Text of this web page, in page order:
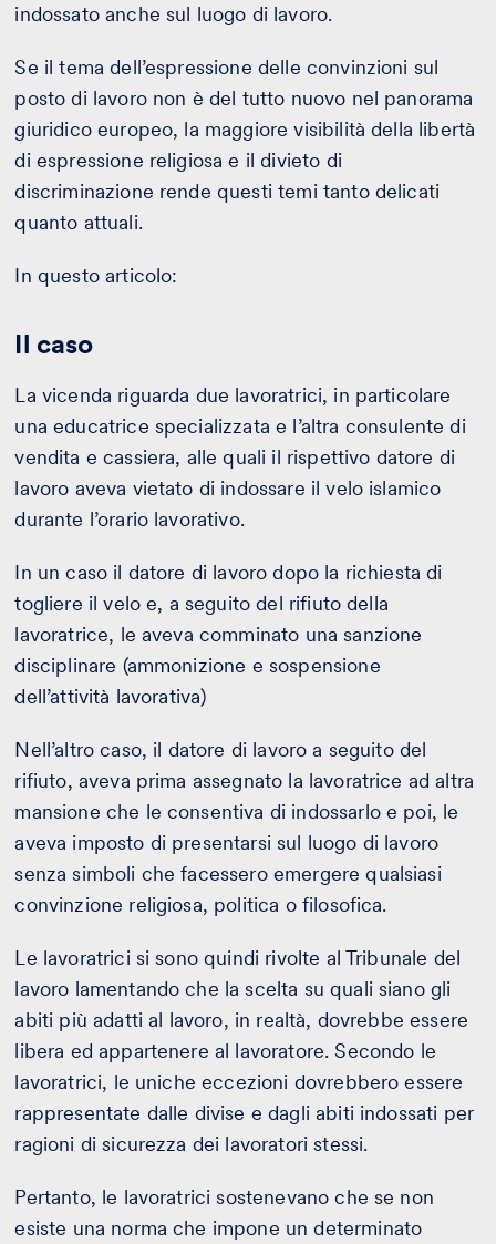
indossato anche sul luogo di lavoro.
Se il tema dell’espressione delle convinzioni sul
posto di lavoro non è del tutto nuovo nel panorama
giuridico europeo, la maggiore visibilità della libertà
di espressione religiosa e il divieto di
discriminazione rende questi temi tanto delicati
quanto attuali.
In questo articolo:
Il caso
La vicenda riguarda due lavoratrici, in particolare
una educatrice specializzata e l’altra consulente di
vendita e cassiera, alle quali il rispettivo datore di
lavoro aveva vietato di indossare il velo islamico
durante l’orario lavorativo.
In un caso il datore di lavoro dopo la richiesta di
togliere il velo e, a seguito del rifiuto della
lavoratrice, le aveva comminato una sanzione
disciplinare (ammonizione e sospensione
dell’attività lavorativa)
Nell’altro caso, il datore di lavoro a seguito del
rifiuto, aveva prima assegnato la lavoratrice ad altra
mansione che le consentiva di indossarlo e poi, le
aveva imposto di presentarsi sul luogo di lavoro
senza simboli che facessero emergere qualsiasi
convinzione religiosa, politica o filosofica.
Le lavoratrici si sono quindi rivolte al Tribunale del
lavoro lamentando che la scelta su quali siano gli
abiti più adatti al lavoro, in realtà, dovrebbe essere
libera ed appartenere al lavoratore. Secondo le
lavoratrici, le uniche eccezioni dovrebbero essere
rappresentate dalle divise e dagli abiti indossati per
ragioni di sicurezza dei lavoratori stessi.
Pertanto, le lavoratrici sostenevano che se non
esiste una norma che impone un determinato